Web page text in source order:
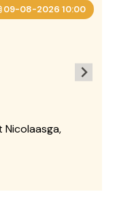
09-08-2026 10:00
Nicolaasga,